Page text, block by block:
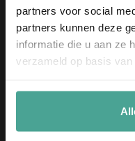
partners voor social
partners kunnen deze
informatie die u aan ze
verzameld op basis
Almond Crunch
Vanaf 12,95
Voeg toe
Ontvang
eerste
Meld je aan voor
10% korting op je
Email